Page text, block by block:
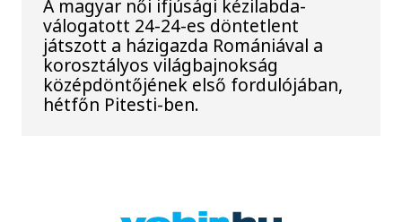
A magyar női ifjúsági kézilabda-
válogatott 24-24-es döntetlent
játszott a házigazda Romániával a
korosztályos világbajnokság
középdöntőjének első fordulójában,
hétfőn Pitesti-ben.